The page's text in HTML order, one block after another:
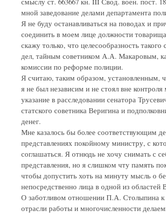
мной заведование делами департамента
Я не буду останавливаться на поводах и
соединить в моем лице должности
скажу только, что целесообразность
дел, тайным советником А.А. Макаровым,
комиссии по реформе полиции.
Я считаю, таким образом, установленным,
я не был независим и не стоял вне
указание в расследовании сенатора
статского советника Веригина и
денег.
Мне казалось бы более соответствующим
представлениях покойному министру, с
соглашаться. Я отнюдь не хочу снимать с
представления, но я слишком чту память
чтобы допустить хоть на минуту мысль о
непосредственно лица в одной из
О заботливом отношении П.А. Столыпина
отрасли работы и многочисленности